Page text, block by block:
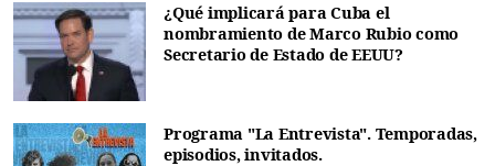
¿Qué implicará para Cuba el
nombramiento de Marco Rubio como
Secretario de Estado de EEUU?
Programa "La Entrevista". Temporadas,
episodios, invitados.